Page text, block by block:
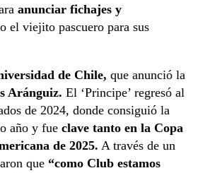
anunciar fichajes y
el viejito pascuero para sus
de Chile, que anunció la
Aránguiz. El ‘Principe’ regresó al
de 2024, donde consiguió la
año y fue clave tanto en la Copa
de 2025. A través de un
que “como Club estamos